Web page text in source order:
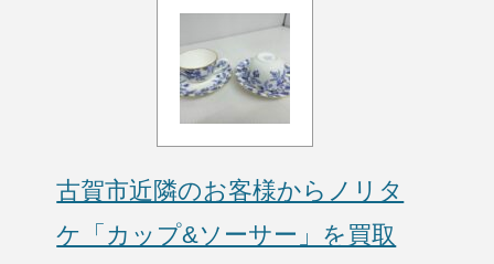
古賀市近隣のお客様からノリタ
ケ「カップ&ソーサー」を買取